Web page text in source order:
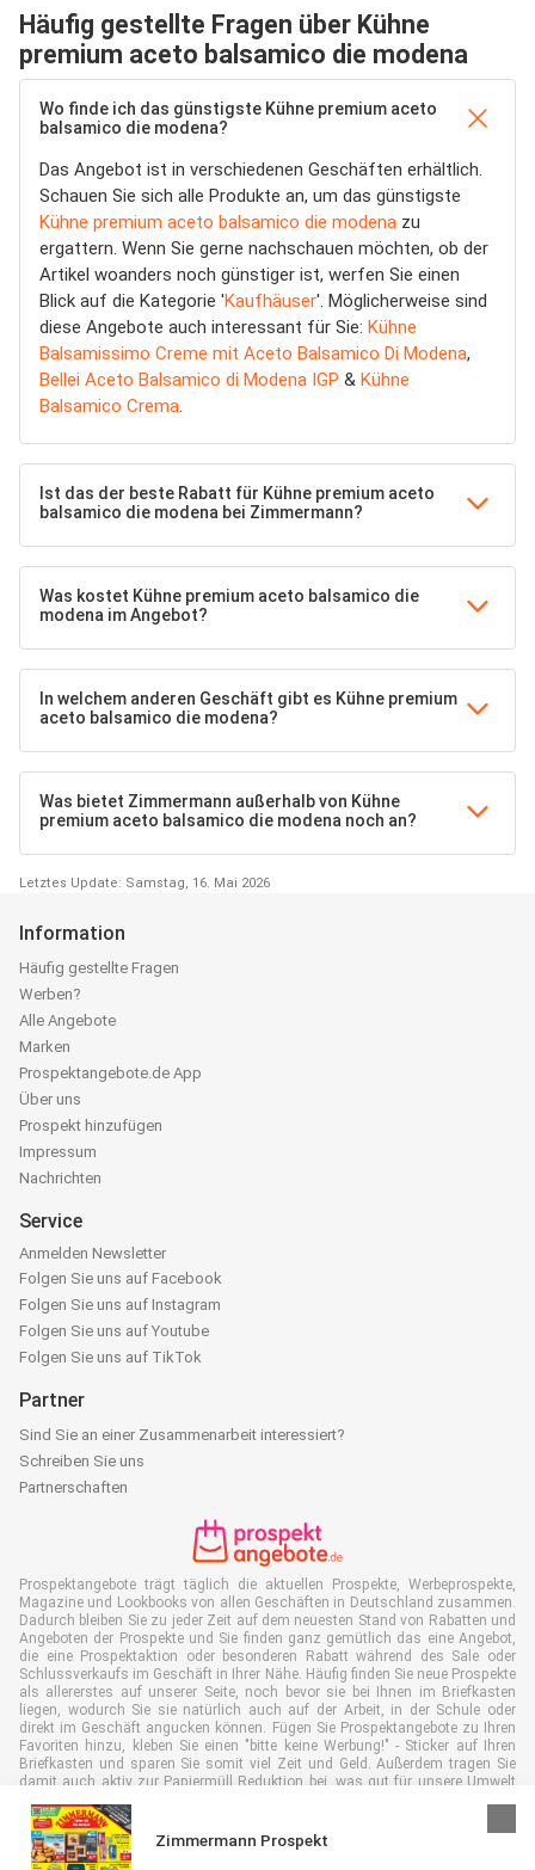
Häufig gestellte Fragen über Kühne
premium aceto balsamico die modena
Wo finde ich das günstigste Kühne premium aceto
balsamico die modena?
Das Angebot ist in verschiedenen Geschäften erhältlich.
Schauen Sie sich alle Produkte an, um das günstigste
Kühne premium aceto balsamico die modena zu
ergattern. Wenn Sie gerne nachschauen möchten, ob der
Artikel woanders noch günstiger ist, werfen Sie einen
Blick auf die Kategorie 'Kaufhäuser'. Möglicherweise sind
diese Angebote auch interessant für Sie: Kühne
Balsamissimo Creme mit Aceto Balsamico Di Modena,
Bellei Aceto Balsamico di Modena IGP & Kühne
Balsamico Crema
Ist das der beste Rabatt für Kühne premium aceto
balsamico die modena bei Zimmermann?
Was kostet Kühne premium aceto balsamico die
modena im Angebot?
In welchem anderen Geschäft gibt es Kühne premium
aceto balsamico die modena?
Was bietet Zimmermann außerhalb von Kühne
premium aceto balsamico die modena noch an?
Letztes Update: Samstag, 16. Mai 2026
Zimmermann Prospekt
Information
Häufig gestellte Fragen
Werben?
Alle Angebote
Marken
Prospektangebote.de App
Über uns
Prospekt hinzufügen
Impressum
Nachrichten
Service
Anmelden Newsletter
Folgen Sie uns auf Facebook
Folgen Sie uns auf Instagram
Folgen Sie uns auf Youtube
Folgen Sie uns auf TikTok
Partner
Sind Sie an einer Zusammenarbeit interessiert?
Schreiben Sie uns
Partnerschaften
Prospektangebote trägt täglich die aktuellen Prospekte, Werbeprospekte,
Magazine und Lookbooks von allen Geschäften in Deutschland zusammen.
Dadurch bleiben Sie zu jeder Zeit auf dem neuesten Stand von Rabatten und
Angeboten der Prospekte und Sie finden ganz gemütlich das eine Angebot,
die eine Prospektaktion oder besonderen Rabatt während des Sale oder
Schlussverkaufs im Geschäft in Ihrer Nähe. Häufig finden Sie neue Prospekte
als allererstes auf unserer Seite, noch bevor sie bei Ihnen im Briefkasten
liegen, wodurch Sie sie natürlich auch auf der Arbeit, in der Schule oder
direkt im Geschäft angucken können. Fügen Sie Prospektangebote zu Ihren
Favoriten hinzu, kleben Sie einen "bitte keine Werbung!" - Sticker auf Ihren
Briefkasten und sparen Sie somit viel Zeit und Geld. Außerdem tragen Sie
damit auch aktiv zur Papiermüll Reduktion bei, was gut für unsere Umwelt